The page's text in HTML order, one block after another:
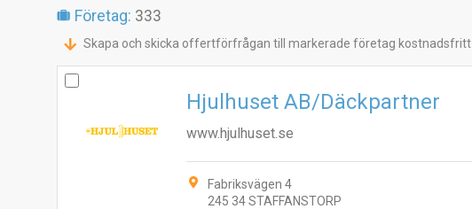
Företag: 333
Skapa och skicka offertförfrågan till markerade företag kostnadsfritt
Hjulhuset AB/Däckpartner
www.hjulhuset.se
Fabriksvägen 4
245 34 STAFFANSTORP